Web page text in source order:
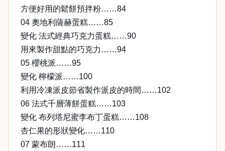
方便好用的鬆餅預拌粉……84
04 奧地利薩赫蛋糕……85
變化 法式經典巧克力蛋糕……90
用來製作甜點的巧克力……94
05 櫻桃派……95
變化 檸檬派……100
利用冷凍派皮節省製作派皮的時間……102
06 法式千層薄餅蛋糕……103
變化 布列塔尼蜜李布丁蛋糕……108
杏仁果的形狀變化……110
07 蒙布朗……111